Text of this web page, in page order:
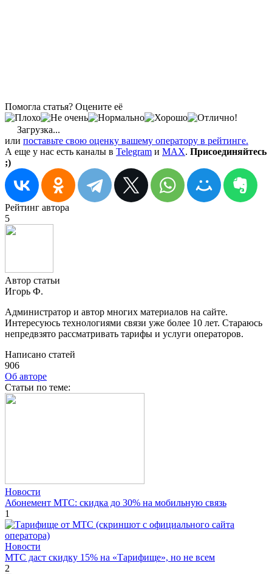
Помогла статья? Оцените её
Загрузка...
или поставьте свою оценку вашему оператору в рейтинге.
А еще у нас есть каналы в Telegram и MAX. Присоединяйтесь
;)
Рейтинг автора
5
Автор статьи
Игорь Ф.
Администратор и автор многих материалов на сайте.
Интересуюсь технологиями связи уже более 10 лет. Стараюсь
непредвзято рассматривать тарифы и услуги операторов.
Написано статей
906
Об авторе
Cтатьи по теме:
Новости
Абонемент МТС: скидка до 30% на мобильную связь
1
Новости
МТС даст скидку 15% на «Тарифище», но не всем
2